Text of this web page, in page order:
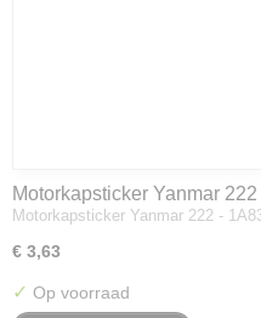
Motorkapsticker Yanmar
Motorkapsticker Yanmar 222 -
€ 3,63
✓ Op voorraad